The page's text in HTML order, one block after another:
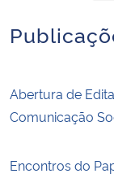
Abertura de
Comunicação
Encontros do